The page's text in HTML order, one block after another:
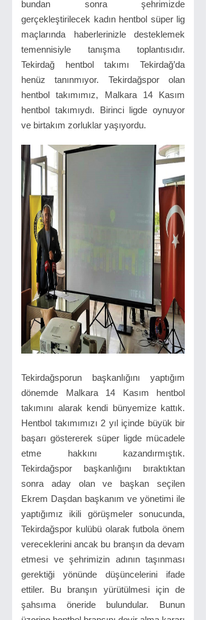
bundan sonra şehrimizde
gerçekleştirilecek kadın hentbol süper lig
maçlarında haberlerinizle desteklemek
temennisiyle tanışma toplantısıdır.
Tekirdağ hentbol takımı Tekirdağ’da
henüz tanınmıyor. Tekirdağspor olan
hentbol takımımız, Malkara 14 Kasım
hentbol takımıydı. Birinci ligde oynuyor
ve birtakım zorluklar yaşıyordu.
Tekirdağsporun başkanlığını yaptığım
dönemde Malkara 14 Kasım hentbol
takımını alarak kendi bünyemize kattık.
Hentbol takımımızı 2 yıl içinde büyük bir
başarı göstererek süper ligde mücadele
etme hakkını kazandırmıştık.
Tekirdağspor başkanlığını bıraktıktan
sonra aday olan ve başkan seçilen
Ekrem Daşdan başkanım ve yönetimi ile
yaptığımız ikili görüşmeler sonucunda,
Tekirdağspor kulübü olarak futbola önem
vereceklerini ancak bu branşın da devam
etmesi ve şehrimizin adının taşınması
gerektiği yönünde düşüncelerini ifade
ettiler. Bu branşın yürütülmesi için de
şahsıma öneride bulundular. Bunun